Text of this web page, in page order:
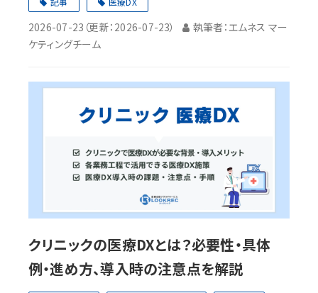
2026-07-23 （更新： 2026-07-23）
執筆者：エムネス マー
ケティングチーム
クリニックの医療DXとは？必要性・具体
例・進め方、導入時の注意点を解説